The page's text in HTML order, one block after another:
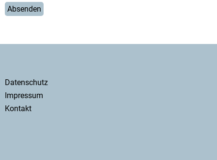
Fußzeile
Datenschutz
Impressum
Kontakt